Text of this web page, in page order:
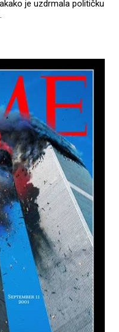
je uzdrmala političku